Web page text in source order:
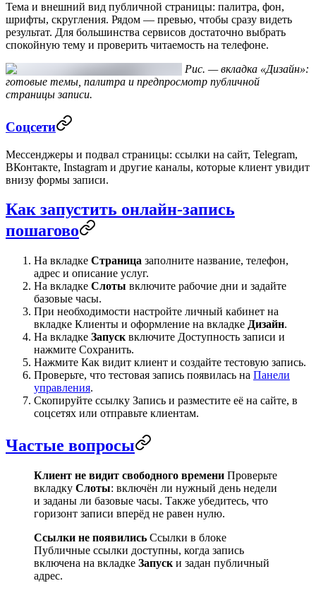
Тема и внешний вид публичной страницы: палитра, фон,
шрифты, скругления. Рядом — превью, чтобы сразу видеть
результат. Для большинства сервисов достаточно выбрать
спокойную тему и проверить читаемость на телефоне.
Рис. — вкладка «Дизайн»:
готовые темы, палитра и предпросмотр публичной
страницы записи.
Соцсети
Мессенджеры и подвал страницы: ссылки на сайт, Telegram,
ВКонтакте, Instagram и другие каналы, которые клиент увидит
внизу формы записи.
Как запустить онлайн-запись
пошагово
На вкладке Страница заполните название, телефон,
адрес и описание услуг.
На вкладке Слоты включите рабочие дни и задайте
базовые часы.
При необходимости настройте личный кабинет на
вкладке Клиенты и оформление на вкладке Дизайн.
На вкладке Запуск включите Доступность записи и
нажмите Сохранить.
Нажмите Как видит клиент и создайте тестовую запись.
Проверьте, что тестовая запись появилась на Панели
управления.
Скопируйте ссылку Запись и разместите её на сайте, в
соцсетях или отправьте клиентам.
Частые вопросы
Клиент не видит свободного времени Проверьте
вкладку Слоты: включён ли нужный день недели
и заданы ли базовые часы. Также убедитесь, что
горизонт записи вперёд не равен нулю.
Ссылки не появились Ссылки в блоке
Публичные ссылки доступны, когда запись
включена на вкладке Запуск и задан публичный
адрес.